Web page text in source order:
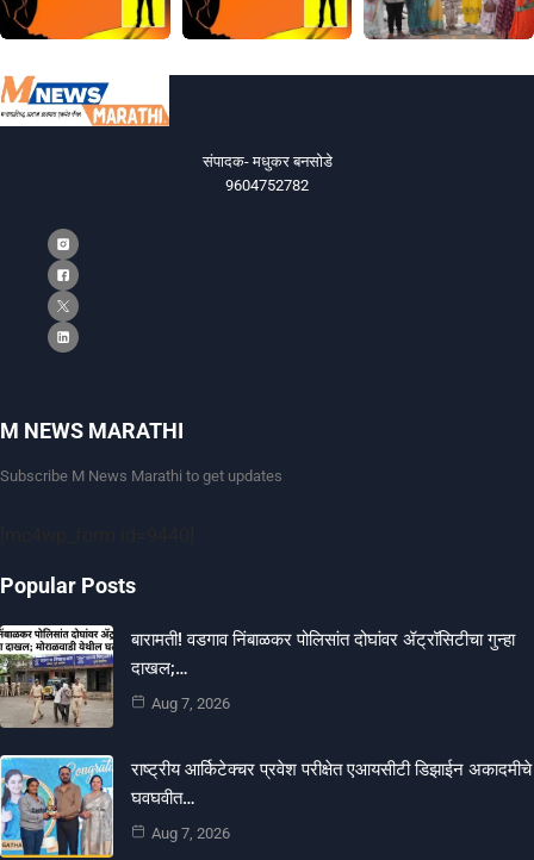
संपादक- मधुकर बनसोडे
9604752782
M NEWS MARATHI
Subscribe M News Marathi to get updates
Popular Posts
बारामती! वडगाव निंबाळकर पोलिसांत दोघांवर ॲट्रॉसिटीचा गुन्हा
दाखल;…
Aug 7, 2026
राष्ट्रीय आर्किटेक्चर प्रवेश परीक्षेत एआयसीटी डिझाईन अकादमीचे
घवघवीत…
Aug 7, 2026